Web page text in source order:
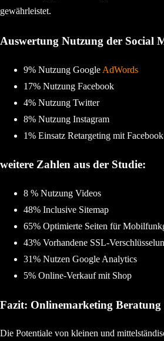
gewährleistet.
Auswertung Nutzung der Social
9% Nutzung Google AdWords
17% Nutzung Facebook
4% Nutzung Twitter
8% Nutzung Instagram
1% Einsatz Retargeting mit Facebook
weitere Zahlen aus der Studie:
8 % Nutzung Videos
48% Inclusive Sitemap
65% Optimierte Seiten für
43% Vorhandene SSL-
31% Nutzen Google Analytics
5% Online-Verkauf mit Shop
Fazit: Onlinemarketing Beratung
Die Potentiale von kleinen und